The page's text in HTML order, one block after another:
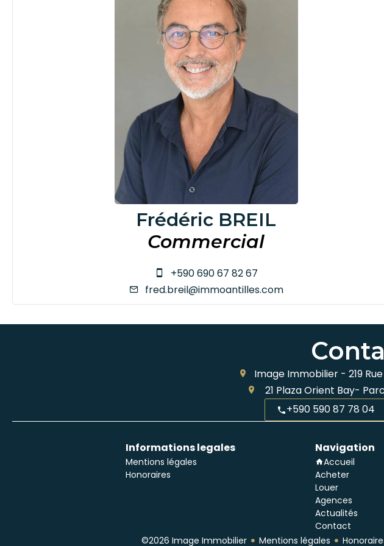
Frédéric BREIL
Commercial
+590 690 67 82 67
fred.breil@immoantilles.com
Image Immobilier - 219
21 Plaza Orient Bay-
+590 590 87 78 04
Informations legales
Mentions légales
Honoraires
Navigation
Accueil
Acheter
Louer
Agences
Actualités
Contact
©2026 Image Immobilier Mentions légales